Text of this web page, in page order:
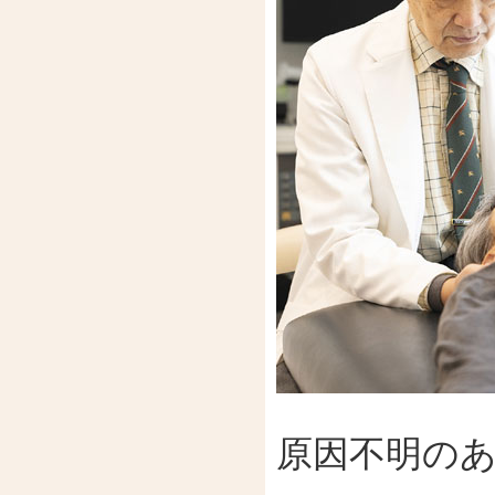
原因不明の